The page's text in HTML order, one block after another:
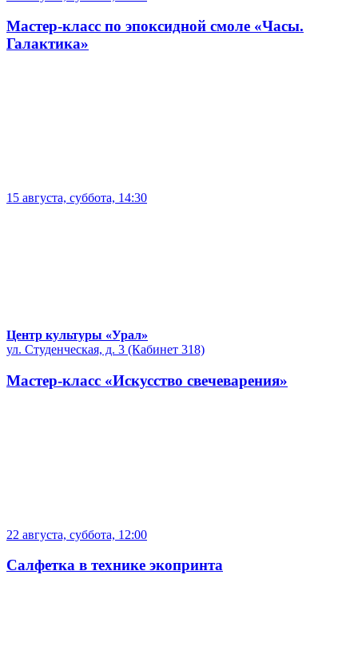
Мастер-класс по эпоксидной смоле «Часы.
Галактика»
15 августа, суббота, 14:30
Центр культуры «Урал»
ул. Студенческая, д. 3 (Кабинет 318)
Мастер-класс «Искусство свечеварения»
22 августа, суббота, 12:00
Салфетка в технике экопринта